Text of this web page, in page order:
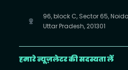
96, block C, Sector 65,
Uttar Pradesh, 201301
हमारे न्यूज़लेटर की सदस्यता लें